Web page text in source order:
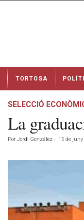
t
TORTOSA
SELECCIÓ
La
Por Jordi González - 15 de